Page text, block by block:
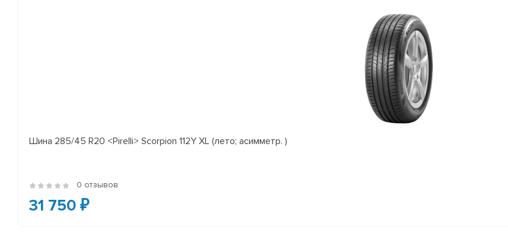
Шина 285/45 R20 <Pirelli> Scorpion 112Y XL (лето; асимметр. )
0 отзывов
31 750 ₽